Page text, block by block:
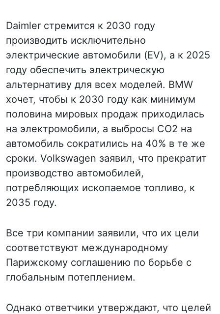
Daimler стремится к 2030 году
производить исключительно
электрические автомобили (EV), а к 2025
году обеспечить электрическую
альтернативу для всех моделей. BMW
хочет, чтобы к 2030 году как минимум
половина мировых продаж приходилась
на электромобили, а выбросы CO2 на
автомобиль сократились на 40% в те же
сроки. Volkswagen заявил, что прекратит
производство автомобилей,
потребляющих ископаемое топливо, к
2035 году.
Все три компании заявили, что их цели
соответствуют международному
Парижскому соглашению по борьбе с
глобальным потеплением.
Однако ответчики утверждают, что целей